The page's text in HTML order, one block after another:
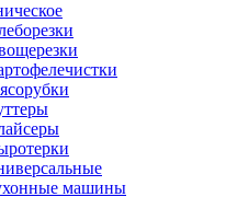
машины